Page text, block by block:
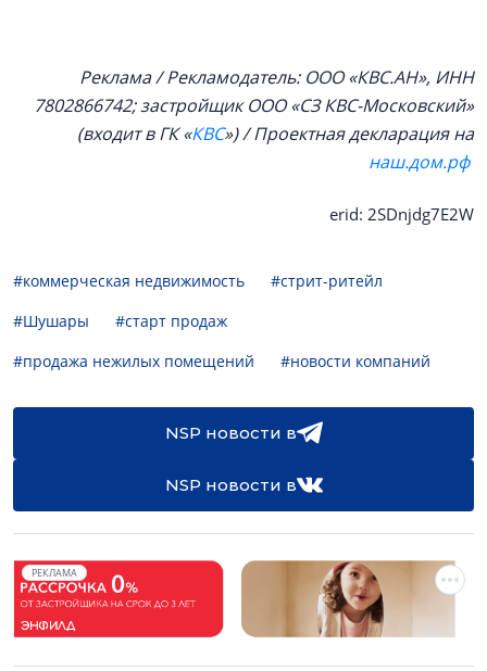
Реклама / Рекламодатель: ООО «КВС.АН», ИНН
7802866742; застройщик ООО «СЗ КВС-Московский»
(входит в ГК «КВС») / Проектная декларация на
наш.дом.рф
erid: 2SDnjdg7E2W
#коммерческая недвижимость
#стрит-ритейл
#Шушары
#старт продаж
#продажа нежилых помещений
#новости компаний
NSP новости в
NSP новости в
РЕКЛАМА